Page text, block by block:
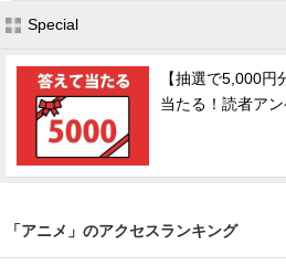
Special
【抽選で5,000
当たる！読者ア
「アニメ」のアクセスランキング